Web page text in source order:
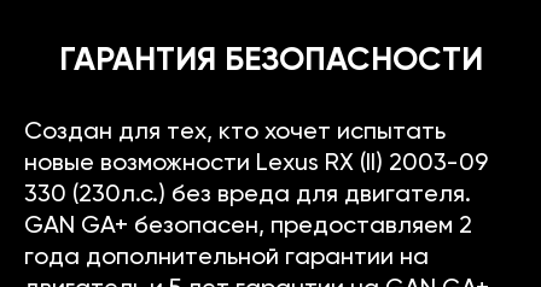
ГАРАНТИЯ БЕЗОПАСНОСТИ
Создан для тех, кто хочет испытать
новые возможности Lexus RX (II) 2003-09
330 (230л.с.) без вреда для двигателя.
GAN GA+ безопасен, предоставляем 2
года дополнительной гарантии на